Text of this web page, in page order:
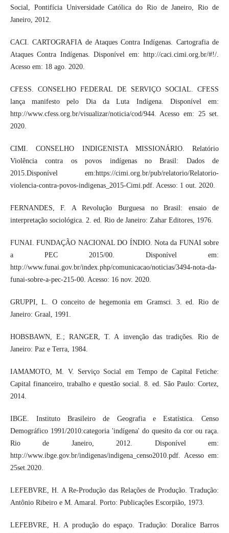
Social, Pontifícia Universidade Católica do Rio de Janeiro, Rio de
Janeiro, 2012.
CACI. CARTOGRAFIA de Ataques Contra Indígenas. Cartografia de
Ataques Contra Indígenas. Disponível em: http://caci.cimi.org.br/#!/.
Acesso em: 18 ago. 2020.
CFESS. CONSELHO FEDERAL DE SERVIÇO SOCIAL. CFESS
lança manifesto pelo Dia da Luta Indígena. Disponível em:
http://www.cfess.org.br/visualizar/noticia/cod/944. Acesso em: 25 set.
2020.
CIMI. CONSELHO INDIGENISTA MISSIONÁRIO. Relatório
Violência contra os povos indígenas no Brasil: Dados de
2015.Disponível em:https://cimi.org.br/pub/relatorio/Relatorio-
violencia-contra-povos-indigenas_2015-Cimi.pdf. Acesso: 1 out. 2020.
FERNANDES, F. A Revolução Burguesa no Brasil: ensaio de
interpretação sociológica. 2. ed. Rio de Janeiro: Zahar Editores, 1976.
FUNAI. FUNDAÇÃO NACIONAL DO ÍNDIO. Nota da FUNAI sobre
a PEC 2015/00. Disponível em:
http://www.funai.gov.br/index.php/comunicacao/noticias/3494-nota-da-
funai-sobre-a-pec-215-00. Acesso: 16 nov. 2020.
GRUPPI, L. O conceito de hegemonia em Gramsci. 3. ed. Rio de
Janeiro: Graal, 1991.
HOBSBAWN, E.; RANGER, T. A invenção das tradições. Rio de
Janeiro: Paz e Terra, 1984.
IAMAMOTO, M. V. Serviço Social em Tempo de Capital Fetiche:
Capital financeiro, trabalho e questão social. 8. ed. São Paulo: Cortez,
2014.
IBGE. Instituto Brasileiro de Geografia e Estatística. Censo
Demográfico 1991/2010:categoria 'indígena' do quesito da cor ou raça.
Rio de Janeiro, 2012. Disponível em:
http://www.ibge.gov.br/indigenas/indigena_censo2010.pdf. Acesso em:
25set.2020.
LEFEBVRE, H. A Re-Produção das Relações de Produção. Tradução:
Antônio Ribeiro e M. Amaral. Porto: Publicações Escorpião, 1973.
LEFEBVRE, H. A produção do espaço. Tradução: Doralice Barros